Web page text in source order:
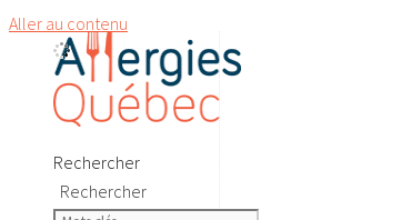
Aller au contenu
Rechercher
Rechercher